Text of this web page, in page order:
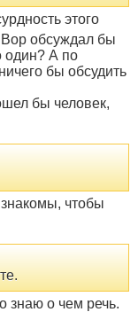
этого
обсуждал бы
один? А по
бы обсудить
бы человек,
чтобы
знаю о чем речь.